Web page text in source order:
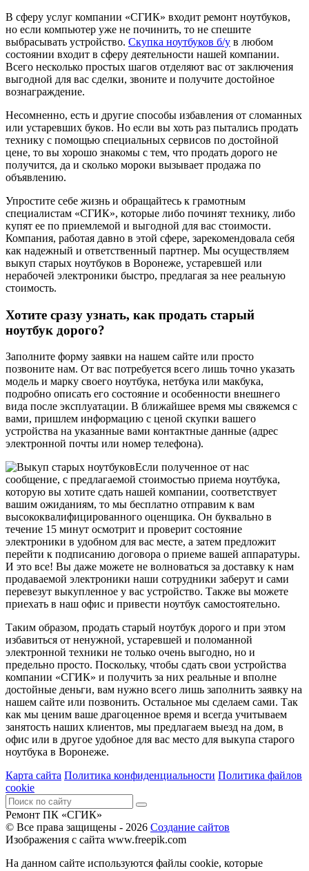
В сферу услуг компании «CГИК» входит ремонт ноутбуков,
но если компьютер уже не починить, то не спешите
выбрасывать устройство. Скупка ноутбуков б/у в любом
состоянии входит в сферу деятельности нашей компании.
Всего несколько простых шагов отделяют вас от заключения
выгодной для вас сделки, звоните и получите достойное
вознаграждение.
Несомненно, есть и другие способы избавления от сломанных
или устаревших буков. Но если вы хоть раз пытались продать
технику с помощью специальных сервисов по достойной
цене, то вы хорошо знакомы с тем, что продать дорого не
получится, да и сколько мороки вызывает продажа по
объявлению.
Упростите себе жизнь и обращайтесь к грамотным
специалистам «СГИК», которые либо починят технику, либо
купят ее по приемлемой и выгодной для вас стоимости.
Компания, работая давно в этой сфере, зарекомендовала себя
как надежный и ответственный партнер. Мы осуществляем
выкуп старых ноутбуков в Воронеже, устаревшей или
нерабочей электроники быстро, предлагая за нее реальную
стоимость.
Хотите сразу узнать, как продать старый
ноутбук дорого?
Заполните форму заявки на нашем сайте или просто
позвоните нам. От вас потребуется всего лишь точно указать
модель и марку своего ноутбука, нетбука или макбука,
подробно описать его состояние и особенности внешнего
вида после эксплуатации. В ближайшее время мы свяжемся с
вами, пришлем информацию с ценой скупки вашего
устройства на указанные вами контактные данные (адрес
электронной почты или номер телефона).
Если полученное от нас
сообщение, с предлагаемой стоимостью приема ноутбука,
которую вы хотите сдать нашей компании, соответствует
вашим ожиданиям, то мы бесплатно отправим к вам
высококвалифицированного оценщика. Он буквально в
течение 15 минут осмотрит и проверит состояние
электроники в удобном для вас месте, а затем предложит
перейти к подписанию договора о приеме вашей аппаратуры.
И это все! Вы даже можете не волноваться за доставку к нам
продаваемой электроники наши сотрудники заберут и сами
перевезут выкупленное у вас устройство. Также вы можете
приехать в наш офис и привести ноутбук самостоятельно.
Таким образом, продать старый ноутбук дорого и при этом
избавиться от ненужной, устаревшей и поломанной
электронной техники не только очень выгодно, но и
предельно просто. Поскольку, чтобы сдать свои устройства
компании «СГИК» и получить за них реальные и вполне
достойные деньги, вам нужно всего лишь заполнить заявку на
нашем сайте или позвонить. Остальное мы сделаем сами. Так
как мы ценим ваше драгоценное время и всегда учитываем
занятость наших клиентов, мы предлагаем выезд на дом, в
офис или в другое удобное для вас место для выкупа старого
ноутбука в Воронеже.
Карта сайта Политика конфиденциальности Политика файлов
cookie
Ремонт ПК «СГИК»
© Все права защищены - 2026 Создание сайтов
Изображения с сайта www.freepik.com
На данном сайте используются файлы cookie, которые